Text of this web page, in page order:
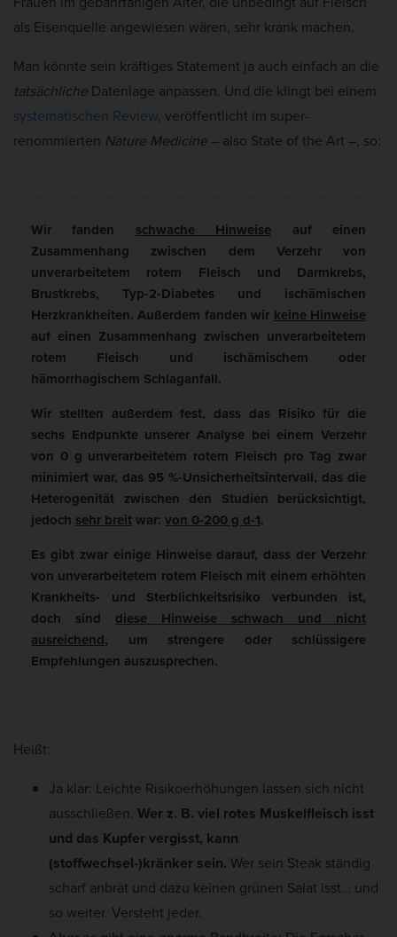
als Eisenquelle angewiesen wären, sehr krank machen.
Man könnte sein kräftiges Statement ja auch einfach an die
tatsächliche Datenlage anpassen. Und die klingt bei einem
systematischen Review, veröffentlicht im super-
renommierten Nature Medicine – also State of the Art –, so:
Wir fanden schwache Hinweise auf einen
Zusammenhang zwischen dem Verzehr von
unverarbeitetem rotem Fleisch und Darmkrebs,
Brustkrebs, Typ-2-Diabetes und ischämischen
Herzkrankheiten. Außerdem fanden wir keine Hinweise
auf einen Zusammenhang zwischen unverarbeitetem
rotem Fleisch und ischämischem oder
hämorrhagischem Schlaganfall.
Wir stellten außerdem fest, dass das Risiko für die
sechs Endpunkte unserer Analyse bei einem Verzehr
von 0 g unverarbeitetem rotem Fleisch pro Tag zwar
minimiert war, das 95 %-Unsicherheitsintervall, das die
Heterogenität zwischen den Studien berücksichtigt,
jedoch sehr breitwar: von 0-200 g d-1.
Es gibt zwar einige Hinweise darauf, dass der Verzehr
von unverarbeitetem rotem Fleisch mit einem erhöhten
Krankheits- und Sterblichkeitsrisiko verbunden ist,
doch sind diese Hinweise schwach und nicht
ausreichend, um strengere oder schlüssigere
Empfehlungen auszusprechen.
Heißt:
Ja klar: Leichte Risikoerhöhungen lassen sich nicht
ausschließen. Wer z. B. viel rotes Muskelfleisch isst
und das Kupfer vergisst, kann
(stoffwechsel-)kränker sein. Wer sein Steak ständig
scharf anbrät und dazu keinen grünen Salat isst… und
so weiter. Versteht jeder.